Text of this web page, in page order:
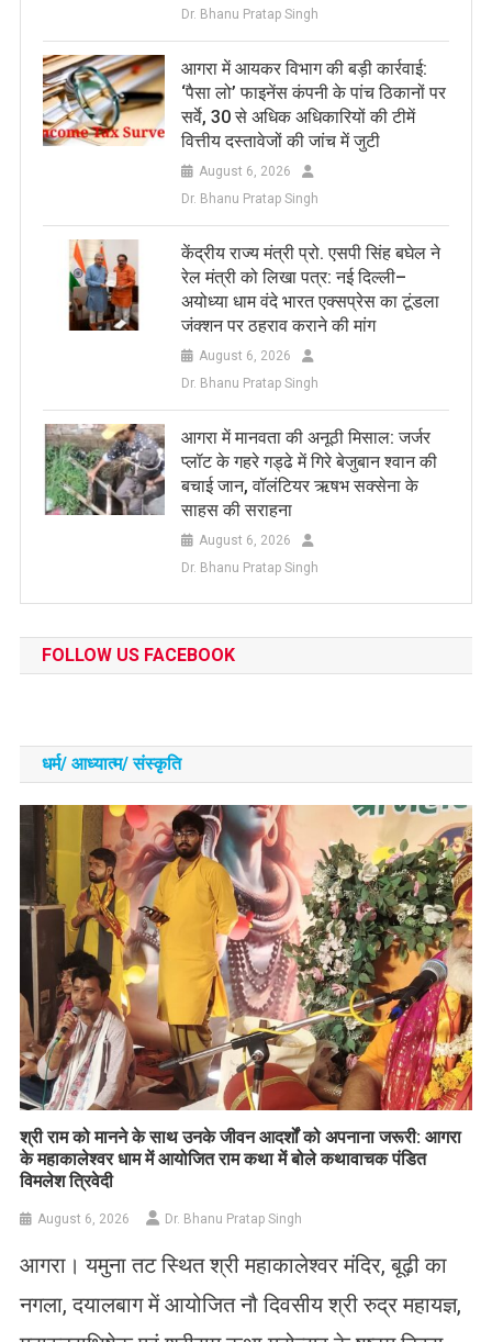
Dr. Bhanu Pratap Singh
आगरा में आयकर विभाग की बड़ी कार्रवाई:
‘पैसा लो’ फाइनेंस कंपनी के पांच ठिकानों पर
सर्वे, 30 से अधिक अधिकारियों की टीमें
वित्तीय दस्तावेजों की जांच में जुटी
August 6, 2026
Dr. Bhanu Pratap Singh
केंद्रीय राज्य मंत्री प्रो. एसपी सिंह बघेल ने
रेल मंत्री को लिखा पत्र: नई दिल्ली–
अयोध्या धाम वंदे भारत एक्सप्रेस का टूंडला
जंक्शन पर ठहराव कराने की मांग
August 6, 2026
Dr. Bhanu Pratap Singh
आगरा में मानवता की अनूठी मिसाल: जर्जर
प्लॉट के गहरे गड्ढे में गिरे बेजुबान श्वान की
बचाई जान, वॉलंटियर ऋषभ सक्सेना के
साहस की सराहना
August 6, 2026
Dr. Bhanu Pratap Singh
FOLLOW US FACEBOOK
धर्म/ आध्‍यात्‍म/ संस्‍कृति
​श्री राम को मानने के साथ उनके जीवन आदर्शों को अपनाना जरूरी: आगरा
के महाकालेश्वर धाम में आयोजित राम कथा में बोले कथावाचक पंडित
विमलेश त्रिवेदी
August 6, 2026 Dr. Bhanu Pratap Singh
आगरा। यमुना तट स्थित श्री महाकालेश्वर मंदिर, बूढ़ी का
नगला, दयालबाग में आयोजित नौ दिवसीय श्री रुद्र महायज्ञ,